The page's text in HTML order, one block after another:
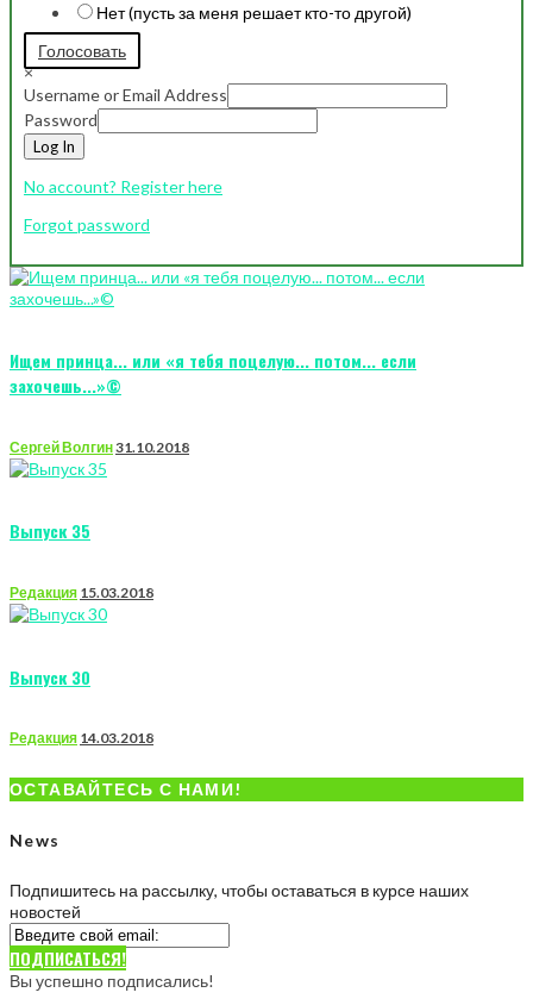
Нет (пусть за меня решает кто-то другой)
Голосовать
×
Username or Email Address
Password
Log In
No account? Register here
Forgot password
Ищем принца... или «я тебя поцелую... потом... если
захочешь...»©
Сергей Волгин31.10.2018
Выпуск 35
Редакция 15.03.2018
Выпуск 30
Редакция 14.03.2018
ОСТАВАЙТЕСЬ С НАМИ!
News
Подпишитесь на рассылку, чтобы оставаться в курсе наших
новостей
ПОДПИСАТЬСЯ!
Вы успешно подписались!